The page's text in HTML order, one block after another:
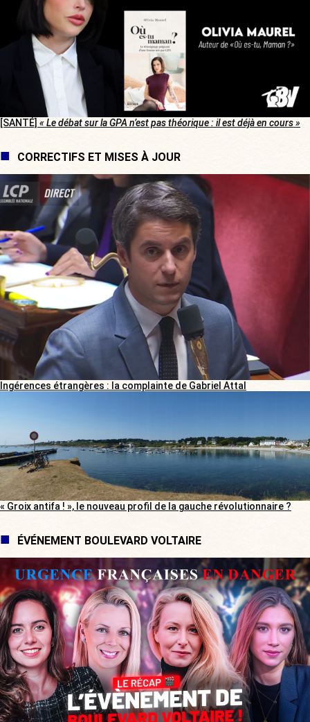
[SANTÉ] « Le débat sur la GPA n’est pas théorique : il est déjà en cours »
CORRECTIFS ET MISES À JOUR
Ingérences étrangères : la complainte de Gabriel Attal
« Groix antifa ! », le nouveau profil de la gauche révolutionnaire ?
ÉVÉNEMENT BOULEVARD VOLTAIRE